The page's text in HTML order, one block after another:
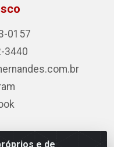
e de
0157
3440